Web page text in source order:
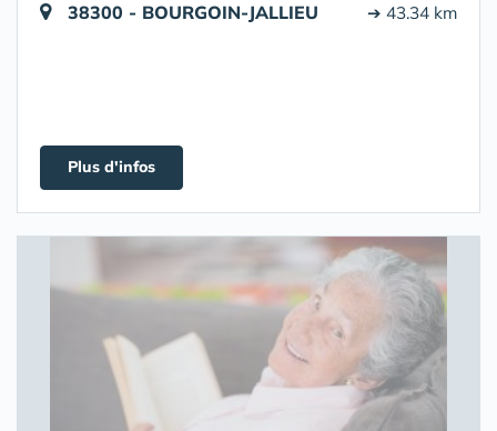
38300 - BOURGOIN-JALLIEU ➔ 43.34 km
Plus d'infos